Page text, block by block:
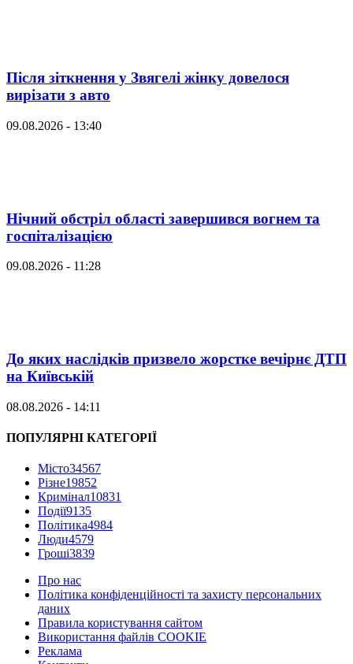
Після зіткнення у Звягелі жінку довелося
вирізати з авто
09.08.2026 - 13:40
Нічний обстріл області завершився вогнем та
госпіталізацією
09.08.2026 - 11:28
До яких наслідків призвело жорстке вечірнє ДТП
на Київській
08.08.2026 - 14:11
ПОПУЛЯРНІ КАТЕГОРІЇ
Місто34567
Різне19852
Кримінал10831
Події9135
Політика4984
Люди4579
Гроші3839
Про нас
Політика конфіденційності та захисту персональних
даних
Правила користування сайтом
Використання файлів COOKIE
Реклама